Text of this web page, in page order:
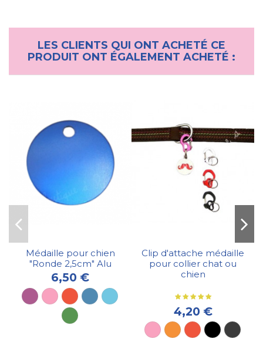
LES CLIENTS QUI ONT ACHETÉ CE
PRODUIT ONT ÉGALEMENT ACHETÉ :
Médaille pour chien
"Ronde 2,5cm" Alu
6,50 €
Clip d'attache médaille
pour collier chat ou
chien
4,20 €